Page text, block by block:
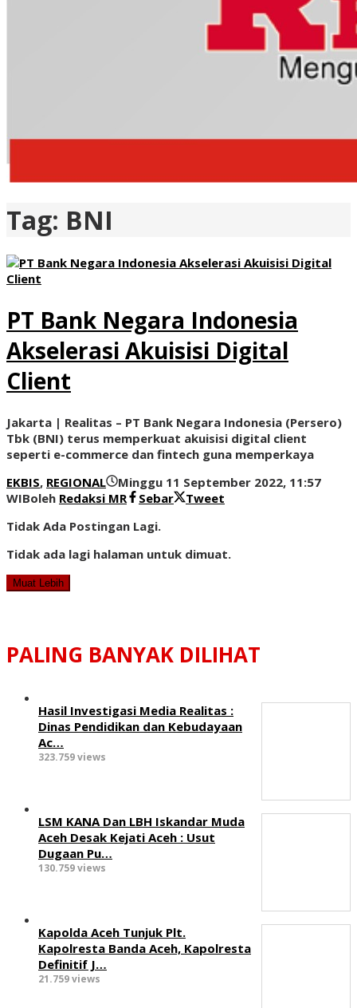
Tag: BNI
PT Bank Negara Indonesia
Akselerasi Akuisisi Digital
Client
Jakarta | Realitas – PT Bank Negara Indonesia (Persero)
Tbk (BNI) terus memperkuat akuisisi digital client
seperti e-commerce dan fintech guna memperkaya
EKBIS, REGIONAL
Minggu 11 September 2022, 11:57
WIBoleh Redaksi MR Sebar
Tweet
Tidak Ada Postingan Lagi.
Tidak ada lagi halaman untuk dimuat.
Muat Lebih
PALING BANYAK DILIHAT
Hasil Investigasi Media Realitas :
‎Dinas Pendidikan dan Kebudayaan
Ac…
323.759 views
LSM KANA Dan LBH Iskandar Muda
Aceh Desak Kejati Aceh : Usut
Dugaan Pu…
130.759 views
Kapolda Aceh Tunjuk Plt.
Kapolresta Banda Aceh, Kapolresta
Definitif J…
21.759 views